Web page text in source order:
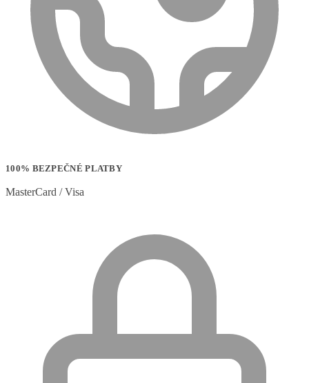
100% BEZPEČNÉ PLATBY
MasterCard / Visa